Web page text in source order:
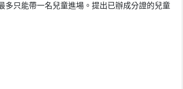
只能帶一名兒童進場。提出已辦成分證的兒童